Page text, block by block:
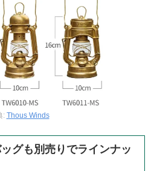
: Thous Winds
グも別売りでラインナッ